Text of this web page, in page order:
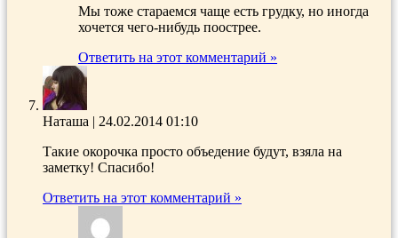
Мы тоже стараемся чаще есть грудку, но иногда
хочется чего-нибудь поострее.
Ответить на этот комментарий »
Наташа | 24.02.2014 01:10
Такие окорочка просто объедение будут, взяла на
заметку! Спасибо!
Ответить на этот комментарий »